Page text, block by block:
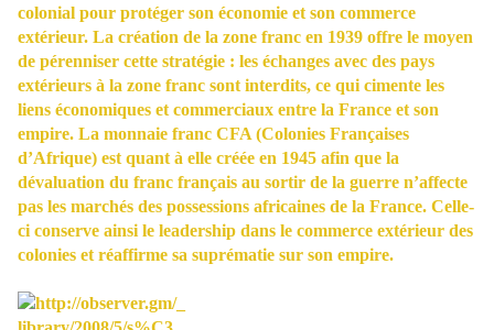
colonial pour protéger son économie et son commerce
extérieur. La création de la zone franc en 1939 offre le moyen
de pérenniser cette stratégie : les échanges avec des pays
extérieurs à la zone franc sont interdits, ce qui cimente les
liens économiques et commerciaux entre la France et son
empire. La monnaie franc CFA (Colonies Françaises
d’Afrique) est quant à elle créée en 1945 afin que la
dévaluation du franc français au sortir de la guerre n’affecte
pas les marchés des possessions africaines de la France. Celle-
ci conserve ainsi le leadership dans le commerce extérieur des
colonies et réaffirme sa suprématie sur son empire.